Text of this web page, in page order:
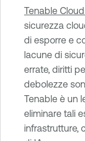
Tenable
sicurezza
di esporre e
lacune di
errate, diritti
debolezze
Tenable è un
eliminare tali
infrastrutture,